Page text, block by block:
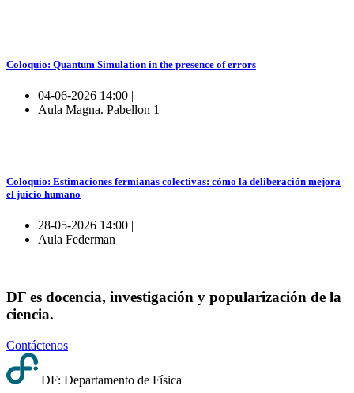
Coloquio: Quantum Simulation in the presence of errors
04-06-2026 14:00 |
Aula Magna. Pabellon 1
Coloquio: Estimaciones fermianas colectivas: cómo la deliberación mejora
el juicio humano
28-05-2026 14:00 |
Aula Federman
DF es docencia, investigación y popularización de la
ciencia.
Contáctenos
DF: Departamento de Física